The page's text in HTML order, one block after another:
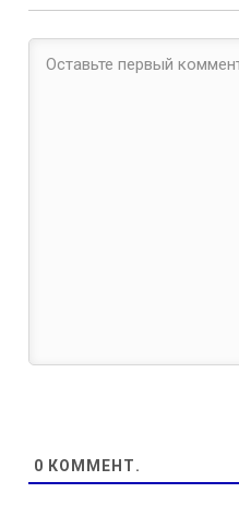
0 КОММЕНТ.